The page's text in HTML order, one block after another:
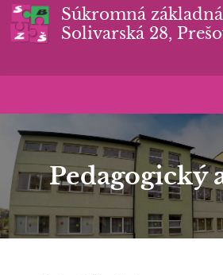
Súkromná
Solivarská 28,
Pedagogický